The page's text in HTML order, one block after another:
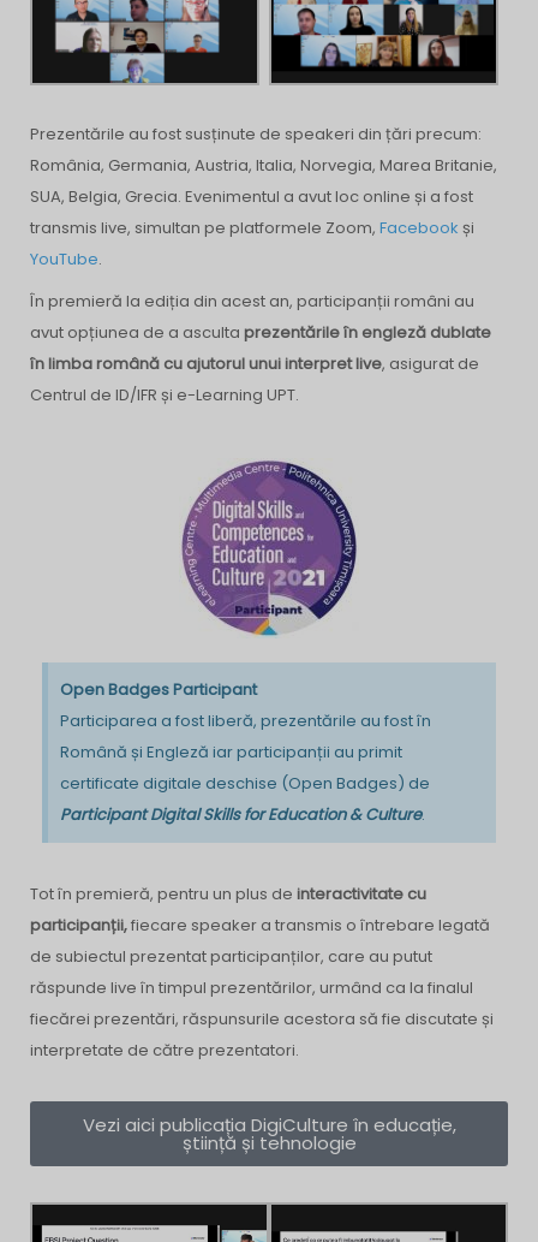
Prezentările au fost susținute de speakeri din țări precum:
România, Germania, Austria, Italia, Norvegia, Marea Britanie,
SUA, Belgia, Grecia. Evenimentul a avut loc online și a fost
transmis live, simultan pe platformele Zoom, Facebook și
YouTube.
În premieră la ediția din acest an, participanții români au
avut opțiunea de a asculta prezentările în engleză dublate
în limba română cu ajutorul unui interpret live, asigurat de
Centrul de ID/IFR și e-Learning UPT.
Open Badges Participant
Participarea a fost liberă, prezentările au fost în
Română și Engleză iar participanții au primit
certificate digitale deschise (Open Badges) de
Participant Digital Skills for Education & Culture.
Tot în premieră, pentru un plus de interactivitate cu
participanții,fiecare speaker a transmis o întrebare legată
de subiectul prezentat participanților, care au putut
răspunde live în timpul prezentărilor, urmând ca la finalul
fiecărei prezentări, răspunsurile acestora să fie discutate și
interpretate de către prezentatori.
Vezi aici publicația DigiCulture în educație,
știință și tehnologie